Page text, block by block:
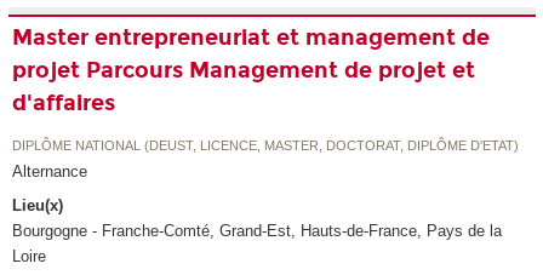
Master entrepreneuriat et management de
projet Parcours Management de projet et
d'affaires
DIPLÔME NATIONAL (DEUST, LICENCE, MASTER, DOCTORAT, DIPLÔME D'ETAT)
Alternance
Lieu(x)
Bourgogne - Franche-Comté, Grand-Est, Hauts-de-France, Pays de la
Loire